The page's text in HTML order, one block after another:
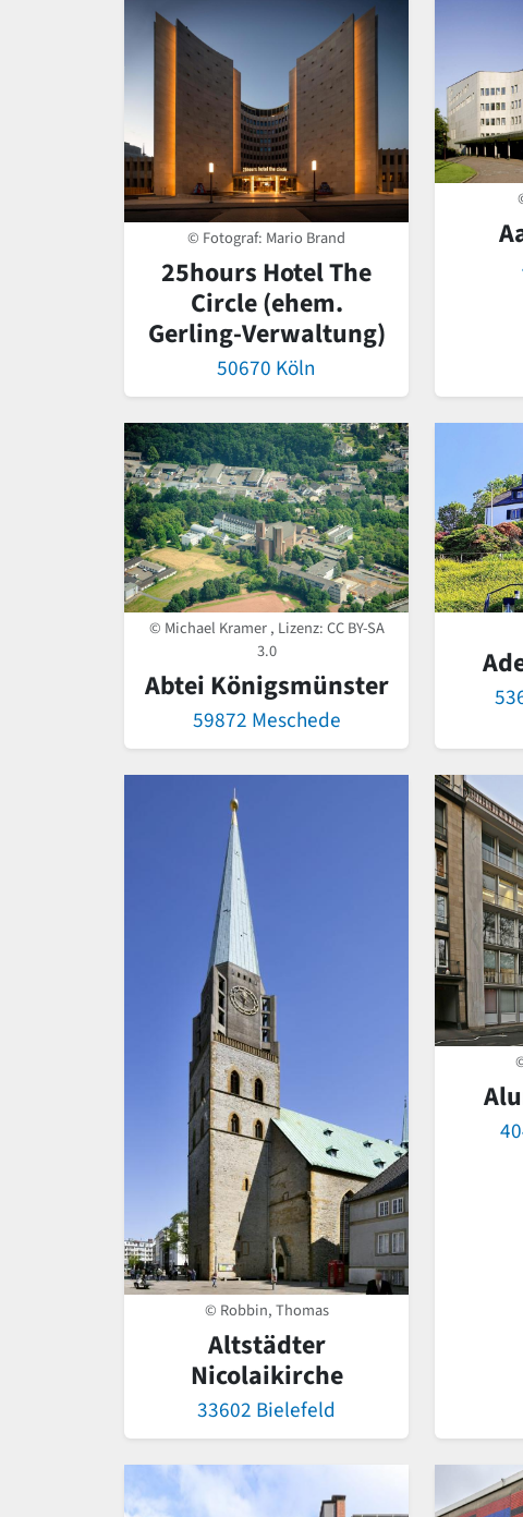
© Fotograf: Mario Brand
25hours Hotel The
Circle (ehem.
Gerling-Verwaltung)
50670 Köln
© Michael Kramer , Lizenz:CC BY-SA
3.0
Abtei Königsmünster
59872 Meschede
© Robbin, Thomas
Altstädter
Nicolaikirche
33602 Bielefeld